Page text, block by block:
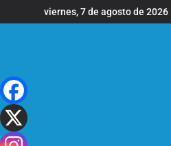
al
viernes, 7 de agosto de 2026